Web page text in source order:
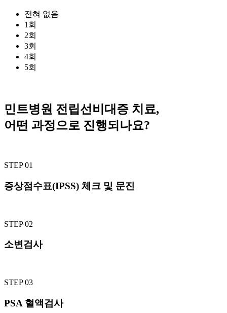
전혀 없음
1회
2회
3회
4회
5회
민트병원 전립선비대증 치료,
어떤 과정으로 진행되나요?
STEP 01
증상점수표(IPSS) 체크 및 문진
STEP 02
소변검사
STEP 03
PSA 혈액검사